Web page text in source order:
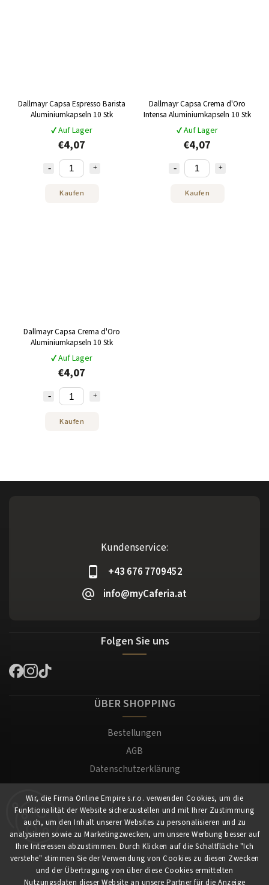
Wir, die Firma Online Empire s.r.o. verwenden Cookies, um die
Funktionalität der Website sicherzustellen und mit Ihrer Zustimmung
auch, um den Inhalt unserer Websites zu personalisieren und zu
analysieren sowie zu Marketingzwecken, um unsere Werbung besser auf
Ihre Interessen abzustimmen. Durch Klicken auf die Schaltfläche "Ich
verstehe" stimmen Sie der Verwendung von Cookies zu diesen Zwecken
und der Übertragung von über diese Cookies ermittelten
Nutzungsdaten dieser Website an unsere Partner für die Anzeige
Dallmayr Capsa Espresso Barista
Aluminiumkapseln 10 Stk
✔ Auf Lager
€4,07
Kaufen
Dallmayr Capsa Crema d'Oro
Intensa Aluminiumkapseln 10 Stk
✔ Auf Lager
€4,07
Kaufen
Dallmayr Capsa Crema d'Oro
Aluminiumkapseln 10 Stk
✔ Auf Lager
€4,07
Kaufen
Kundenservice:
+43 676 7709452
info@myCaferia.at
Folgen Sie uns
ÜBER SHOPPING
Bestellungen
AGB
Datenschutzerklärung
Versand und Zahlung
Warenrücksendung
Impressum
Für Kunden